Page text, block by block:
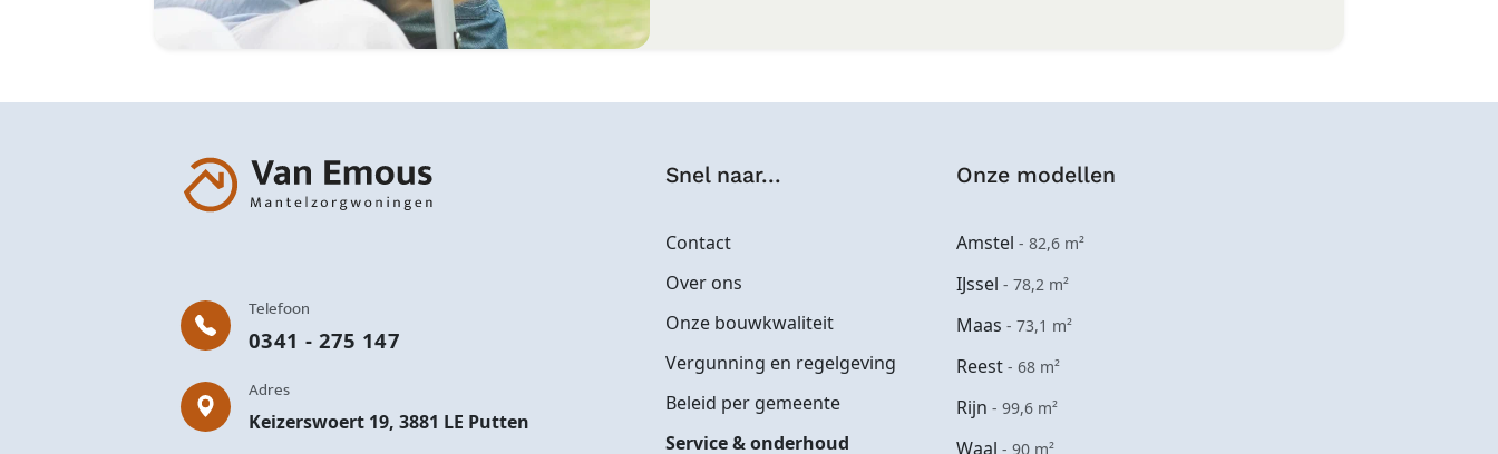
Telefoon
0341 - 275 147
Adres
Keizerswoert 19, 3881 LE Putten
Snel naar...
Contact
Over ons
Onze bouwkwaliteit
Vergunning en regelgeving
Beleid per gemeente
Service & onderhoud
Onze modellen
Amstel - 82,6 m²
IJssel - 78,2 m²
Maas - 73,1 m²
Reest - 68 m²
Rijn - 99,6 m²
Waal - 90 m²